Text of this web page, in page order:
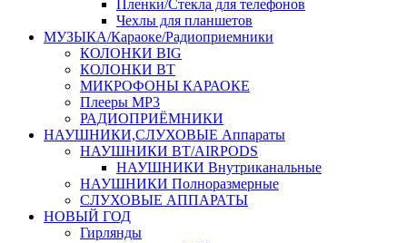
Пленки/Стекла для телефонов
Чехлы для планшетов
МУЗЫКА/Караоке/Радиоприемники
КОЛОНКИ BIG
КОЛОНКИ BT
МИКРОФОНЫ КАРАОКЕ
Плееры MP3
РАДИОПРИЁМНИКИ
НАУШНИКИ,СЛУХОВЫЕ Аппараты
НАУШНИКИ BT/AIRPODS
НАУШНИКИ Внутриканальные
НАУШНИКИ Полноразмерные
СЛУХОВЫЕ АППАРАТЫ
НОВЫЙ ГОД
Гирлянды